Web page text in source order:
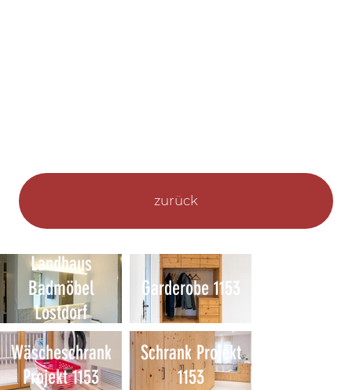
zurück
Landhaus
Badmöbel
Lostdorf
Garderobe 1153
Wäscheschrank
Projekt 1153
Schrank Projekt
1153